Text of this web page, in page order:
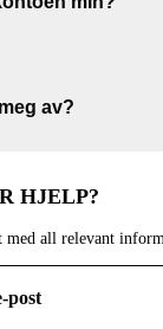
av?
HJELP?
med all relevant
post